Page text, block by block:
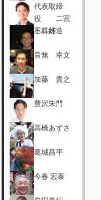
代表取締
役 二宮
不二雄
三科好造
音無 幸文
加藤 貴之
豊沢朱門
高橋あずさ
葛城昌平
今春 宏泰